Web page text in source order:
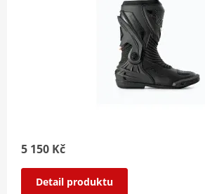
5 150 Kč
Detail produktu